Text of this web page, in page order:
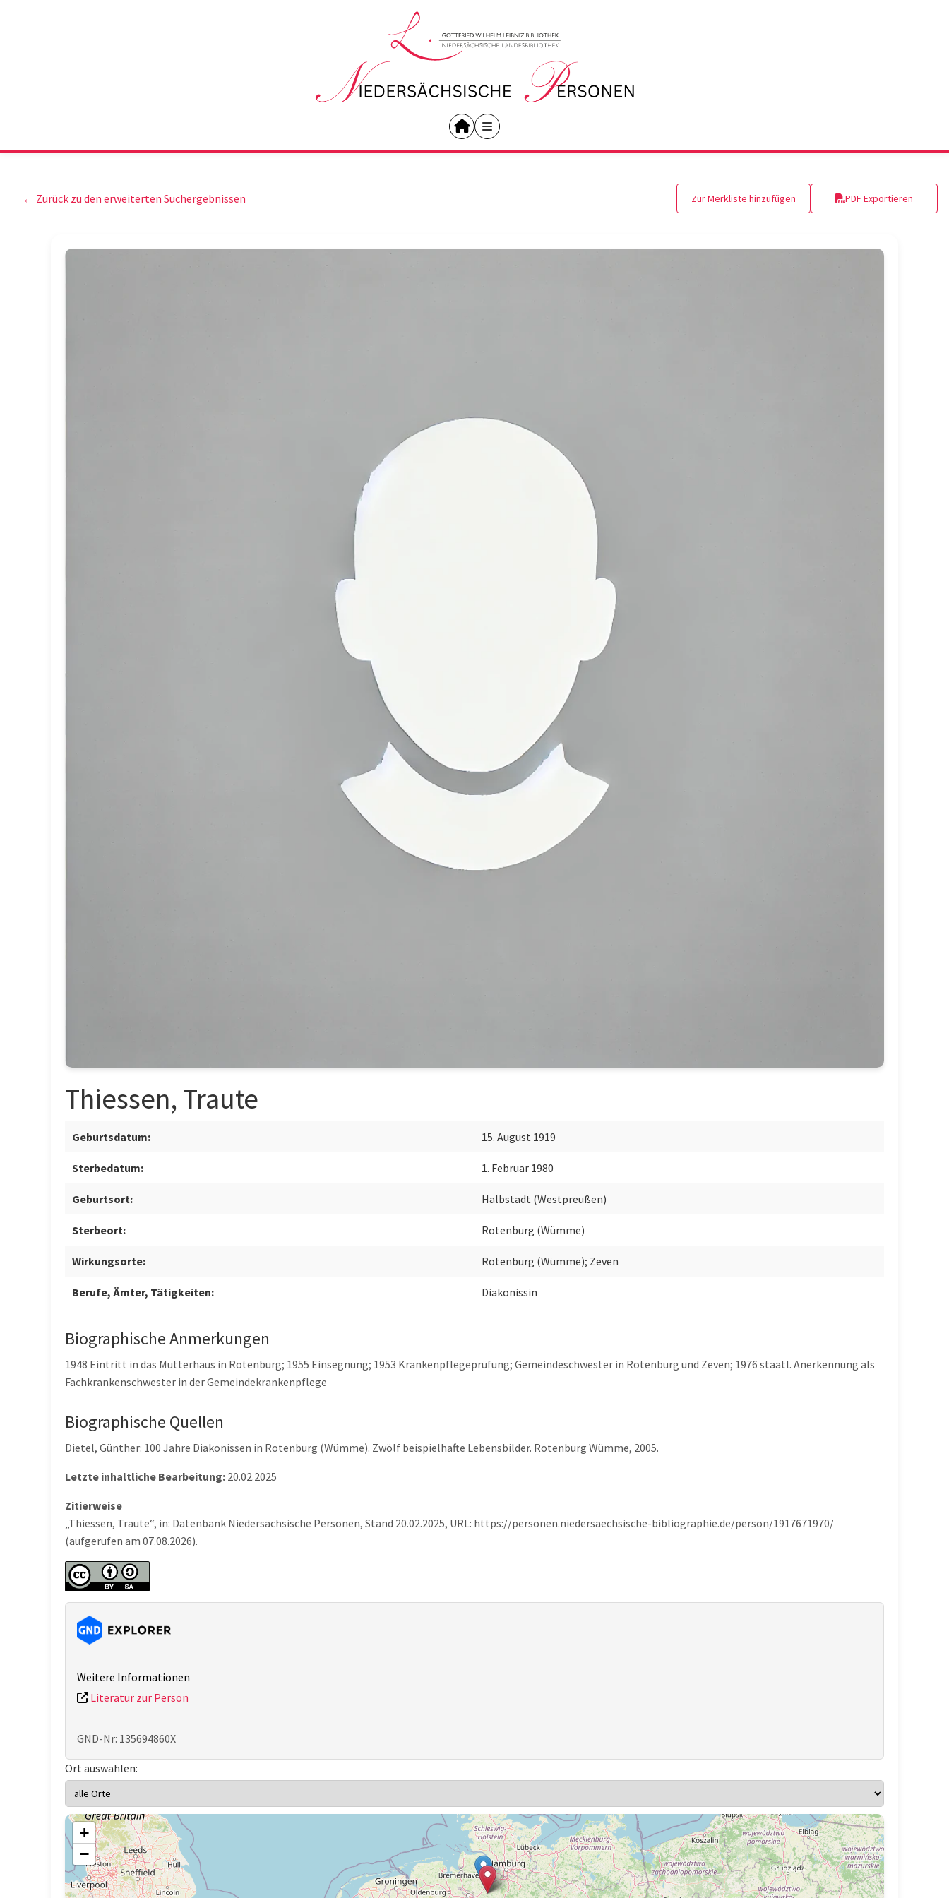
← Zurück zu den erweiterten Suchergebnissen Zur Merkliste hinzufügen PDF Exportieren
Thiessen, Traute
Geburtsdatum: 15. August 1919
Sterbedatum: 1. Februar 1980
Geburtsort: Halbstadt (Westpreußen)
Sterbeort: Rotenburg (Wümme)
Wirkungsorte: Rotenburg (Wümme); Zeven
Berufe, Ämter, Tätigkeiten: Diakonissin
Biographische Anmerkungen
1948 Eintritt in das Mutterhaus in Rotenburg; 1955 Einsegnung; 1953 Krankenpflegeprüfung; Gemeindeschwester in Rotenburg und Zeven; 1976 staatl. Anerkennung als
Fachkrankenschwester in der Gemeindekrankenpflege
Biographische Quellen
Dietel, Günther: 100 Jahre Diakonissen in Rotenburg (Wümme). Zwölf beispielhafte Lebensbilder. Rotenburg Wümme, 2005.
Letzte inhaltliche Bearbeitung: 20.02.2025
Zitierweise
„Thiessen, Traute“, in: Datenbank Niedersächsische Personen, Stand 20.02.2025, URL: https://personen.niedersaechsische-bibliographie.de/person/1917671970/
(aufgerufen am 07.08.2026).
Weitere Informationen
Literatur zur Person
GND-Nr: 135694860X
Ort auswählen:
+
−